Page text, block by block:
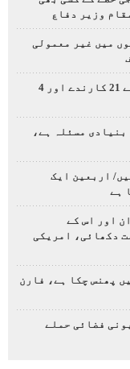
وزیر دفاع
میں غیر معمولی
ایرانی صوبہ کرمان میں موساد کے 21 کارندے اور 4
بنیادی مسئلہ ہے،
اربعین ایک
ہے
اور اس کے
دکھائی، امریکی
پھنس چکا ہے، فارن
فضائی حملے